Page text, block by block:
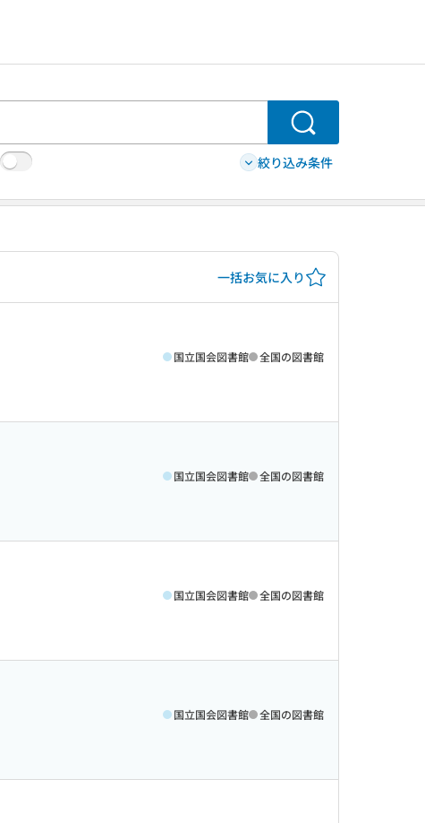
検索
絞り込み条件
一括お気に入り
国立国会図書館 全国の図書館
国立国会図書館 全国の図書館
国立国会図書館 全国の図書館
国立国会図書館 全国の図書館